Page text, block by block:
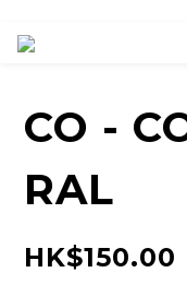
CO -
RAL
HK$150.00